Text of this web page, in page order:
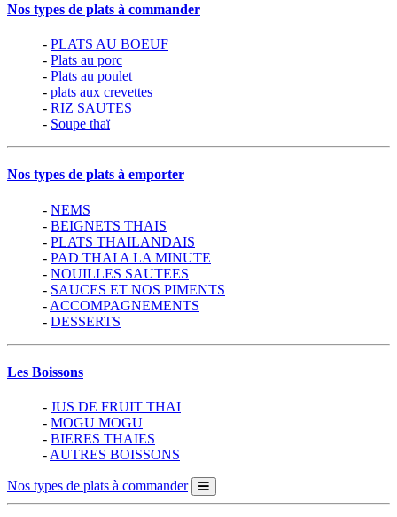
Nos types de plats à commander
- PLATS AU BOEUF
- Plats au porc
- Plats au poulet
- plats aux crevettes
- RIZ SAUTES
- Soupe thaï
Nos types de plats à emporter
- NEMS
- BEIGNETS THAIS
- PLATS THAILANDAIS
- PAD THAI A LA MINUTE
- NOUILLES SAUTEES
- SAUCES ET NOS PIMENTS
- ACCOMPAGNEMENTS
- DESSERTS
Les Boissons
- JUS DE FRUIT THAI
- MOGU MOGU
- BIERES THAIES
- AUTRES BOISSONS
Nos types de plats à commander